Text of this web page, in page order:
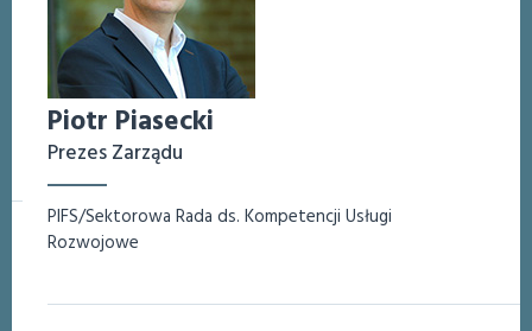
Piotr Piasecki
Prezes Zarządu
PIFS/Sektorowa Rada ds. Kompetencji Usługi
Rozwojowe